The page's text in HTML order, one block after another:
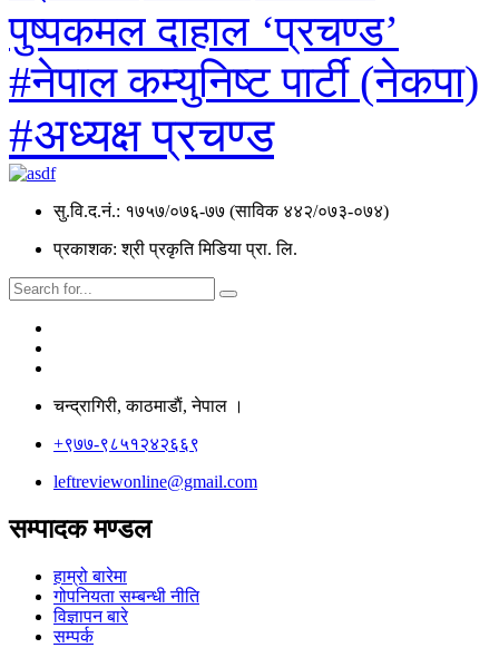
पुष्पकमल दाहाल ‘प्रचण्ड’
#नेपाल कम्युनिष्ट पार्टी (नेकपा)
#अध्यक्ष प्रचण्ड
सु.वि.द.नं.: १७५७/०७६-७७ (साविक ४४२/०७३-०७४)
प्रकाशक: श्री प्रकृति मिडिया प्रा. लि.
चन्द्रागिरी, काठमाडाैं, नेपाल ।
+९७७-९८५१२४२६६९
leftreviewonline@gmail.com
सम्पादक मण्डल
हाम्रो बारेमा
गोपनियता सम्बन्धी नीति
विज्ञापन बारे
सम्पर्क